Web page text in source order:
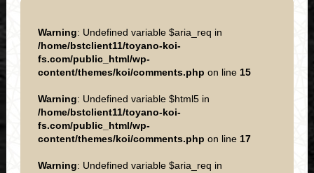
Warning: Undefined variable $aria_req in
/home/bstclient11/toyano-koi-
fs.com/public_html/wp-
content/themes/koi/comments.php on line 15
Warning: Undefined variable $html5 in
/home/bstclient11/toyano-koi-
fs.com/public_html/wp-
content/themes/koi/comments.php on line 17
Warning: Undefined variable $aria_req in